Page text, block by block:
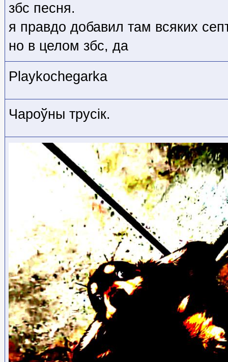
збс песня.
я правдо добавил там всяких
но в целом збс, да
Playkochegarka
Чароўны трусік.